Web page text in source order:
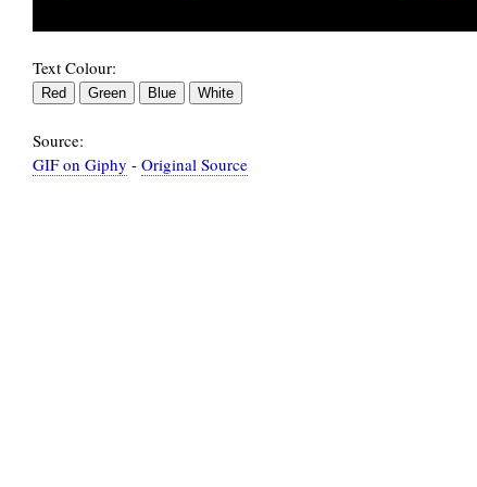
Text Colour:
Source:
GIF on Giphy - Original Source